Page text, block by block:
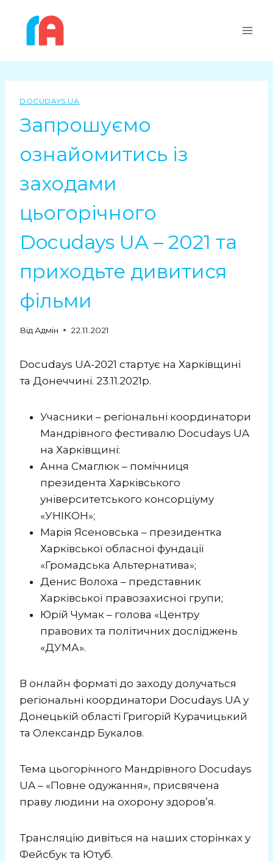
DOCUDAYS UA
Запрошуємо
ознайомитись із
заходами
цьогорічного
Docudays UA – 2021 та
приходьте дивитися
фільми
Від Адмін 22.11.2021
Docudays UA-2021 стартує на Харківщині
та Донеччині. 23.11.2021р.
Учасники – регіональні координатори
Мандрівного фестивалю Docudays UA
на Харківщині:
Анна Смаглюк – помічниця
президента Харківського
університетського консорціуму
«УНІКОН»;
Марія Ясеновська – президентка
Харківської обласної фундації
«Громадська Альтернатива»;
Денис Волоха – представник
Харківської правозахисної групи;
Юрій Чумак – голова «Центру
правових та політичних досліджень
«ДУМА».
В онлайн форматі до заходу долучаться
регіональні координатори Docudays UA у
Донецькій області Григорій Курачицький
та Олександр Букалов.
Тема цьогорічного Мандрівного Docudays
UA – «Повне одужання», присвячена
праву людини на охорону здоров’я.
Трансляцію дивіться на наших сторінках у
Фейсбук та Ютуб.